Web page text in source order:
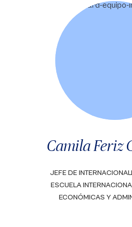
Camila Feriz
JEFE DE
ESCUELA
ECONÓMICAS Y